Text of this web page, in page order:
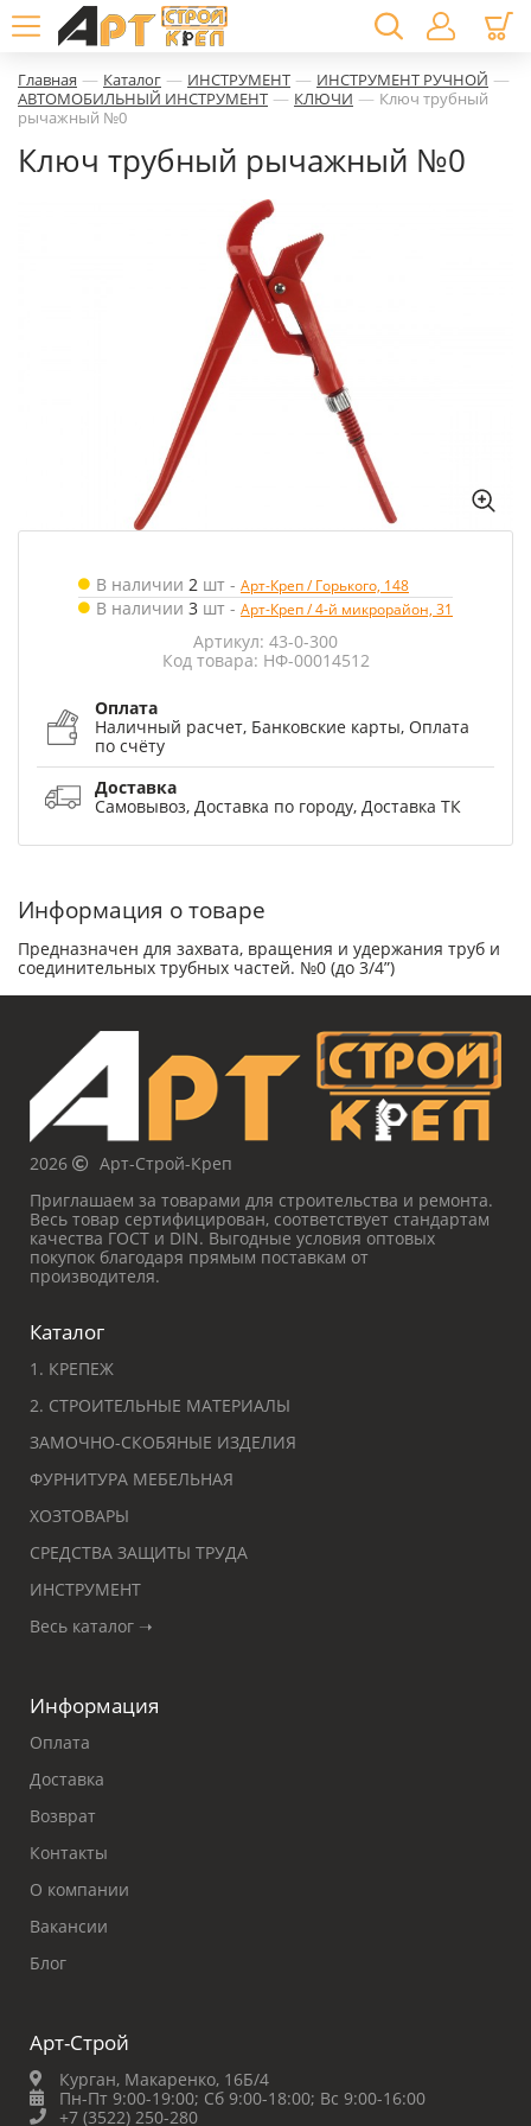
Главная — Каталог — ИНСТРУМЕНТ — ИНСТРУМЕНТ РУЧНОЙ —
АВТОМОБИЛЬНЫЙ ИНСТРУМЕНТ — КЛЮЧИ — Ключ трубный
рычажный №0
Ключ трубный рычажный №0
В наличии 2 шт - Арт-Креп / Горького, 148
В наличии 3 шт - Арт-Креп / 4-й микрорайон, 31
Артикул: 43-0-300
Код товара: НФ-00014512
Оплата
Наличный расчет, Банковские карты, Оплата
по счёту
Доставка
Самовывоз, Доставка по городу, Доставка ТК
Информация о товаре
Предназначен для захвата, вращения и удержания труб и
соединительных трубных частей. №0 (до 3/4”)
2026
Арт-Строй-Креп
Приглашаем за товарами для строительства и ремонта.
Весь товар сертифицирован, соответствует стандартам
качества ГОСТ и DIN. Выгодные условия оптовых
покупок благодаря прямым поставкам от
производителя.
Каталог
1. КРЕПЕЖ
2. СТРОИТЕЛЬНЫЕ МАТЕРИАЛЫ
ЗАМОЧНО-СКОБЯНЫЕ ИЗДЕЛИЯ
ФУРНИТУРА МЕБЕЛЬНАЯ
ХОЗТОВАРЫ
СРЕДСТВА ЗАЩИТЫ ТРУДА
ИНСТРУМЕНТ
Весь каталог ➝
Информация
Оплата
Доставка
Возврат
Контакты
О компании
Вакансии
Блог
Арт-Строй
Курган, Макаренко, 16Б/4
Пн-Пт 9:00-19:00; Сб 9:00-18:00; Вс 9:00-16:00
+7 (3522) 250-280